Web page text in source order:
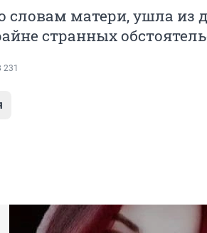
матери, ушла из
странных
231